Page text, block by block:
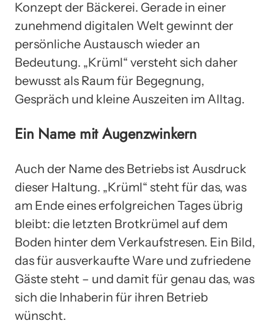
Konzept der Bäckerei. Gerade in einer
zunehmend digitalen Welt gewinnt der
persönliche Austausch wieder an
Bedeutung. „Krüml“ versteht sich daher
bewusst als Raum für Begegnung,
Gespräch und kleine Auszeiten im Alltag.
Ein Name mit Augenzwinkern
Auch der Name des Betriebs ist Ausdruck
dieser Haltung. „Krüml“ steht für das, was
am Ende eines erfolgreichen Tages übrig
bleibt: die letzten Brotkrümel auf dem
Boden hinter dem Verkaufstresen. Ein Bild,
das für ausverkaufte Ware und zufriedene
Gäste steht – und damit für genau das, was
sich die Inhaberin für ihren Betrieb
wünscht.